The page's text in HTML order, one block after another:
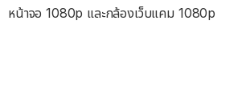
หน้าจอ 1080p และกล้องเว็บแคม 1080p